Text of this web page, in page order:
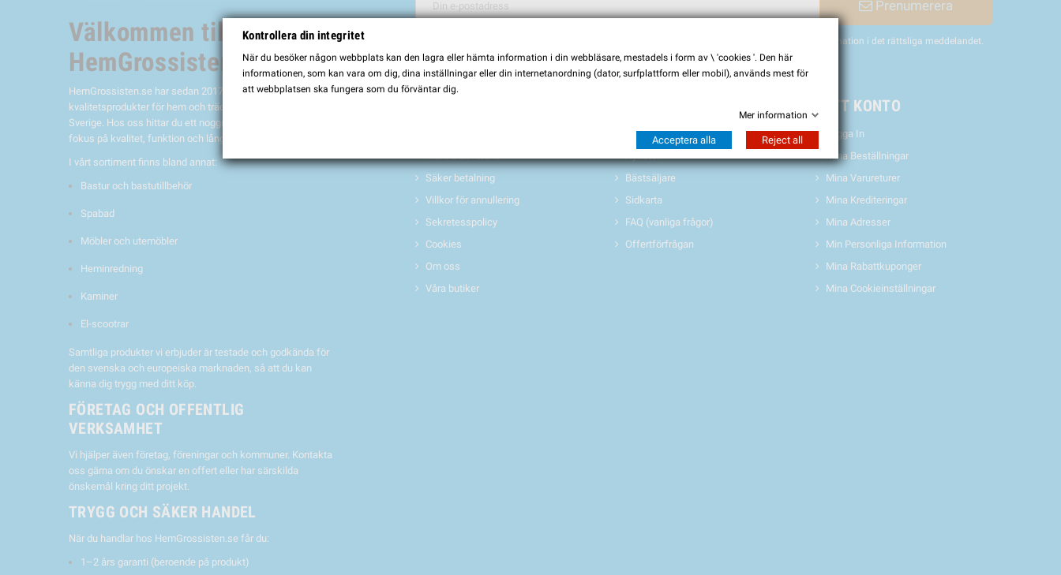
Välkommen till
HemGrossisten.se
HemGrossisten.se har sedan 2017 erbjudit
kvalitetsprodukter för hem och trädgård till kunder över hela
Sverige. Hos oss hittar du ett noggrant utvalt sortiment med
fokus på kvalitet, funktion och lång hållbarhet.
I vårt sortiment finns bland annat:
Bastur och bastutillbehör
Spabad
Möbler och utemöbler
Heminredning
Kaminer
El-scootrar
Samtliga produkter vi erbjuder är testade och godkända för
den svenska och europeiska marknaden, så att du kan
känna dig trygg med ditt köp.
FÖRETAG OCH OFFENTLIG
VERKSAMHET
Vi hjälper även företag, föreningar och kommuner. Kontakta
oss gärna om du önskar en offert eller har särskilda
önskemål kring ditt projekt.
TRYGG OCH SÄKER HANDEL
När du handlar hos HemGrossisten.se får du:
1–2 års garanti (beroende på produkt)
Prenumerera
Du kan avbryta prenumerationen när som helst. För detta ändamål, vänligen hitta vår kontaktinformation i det rättsliga meddelandet.
Jag godkänner villkoren och sekretesspolicyen
Frakt & Leverans
Säker betalning
Villkor för annullering
Sekretesspolicy
Cookies
Om oss
Våra butiker
Erbjudanden/REA
Nyheter
Bästsäljare
Sidkarta
FAQ (vanliga frågor)
Offertförfrågan
MITT KONTO
Logga In
Mina Beställningar
Mina Varureturer
Mina Krediteringar
Mina Adresser
Min Personliga Information
Mina Rabattkuponger
Mina Cookieinställningar
Kontrollera din integritet
När du besöker någon webbplats kan den lagra eller hämta information i din webbläsare, mestadels i form av \ 'cookies '. Den här
informationen, som kan vara om dig, dina inställningar eller din internetanordning (dator, surfplattform eller mobil), används mest för
att webbplatsen ska fungera som du förväntar dig.
Mer information
Acceptera alla Reject all